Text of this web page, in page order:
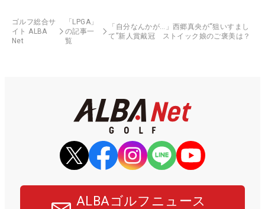
ゴルフ総合サ
イト ALBA
Net
「LPGA」
の記事一
覧
「自分なんかが…」西郷真央が“狙いすまし
て”新人賞戴冠 ストイック娘のご褒美は？
ALBAゴルフニュース